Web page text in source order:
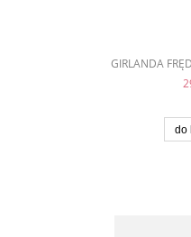
GIRLANDA
do